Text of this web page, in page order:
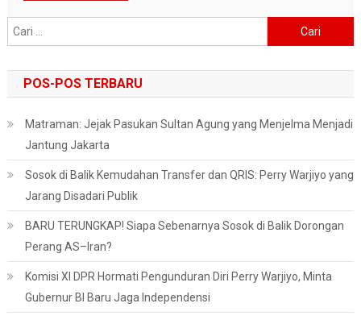
untuk:
POS-POS TERBARU
Matraman: Jejak Pasukan Sultan Agung yang Menjelma Menjadi
Jantung Jakarta
Sosok di Balik Kemudahan Transfer dan QRIS: Perry Warjiyo yang
Jarang Disadari Publik
BARU TERUNGKAP! Siapa Sebenarnya Sosok di Balik Dorongan
Perang AS–Iran?
Komisi XI DPR Hormati Pengunduran Diri Perry Warjiyo, Minta
Gubernur BI Baru Jaga Independensi